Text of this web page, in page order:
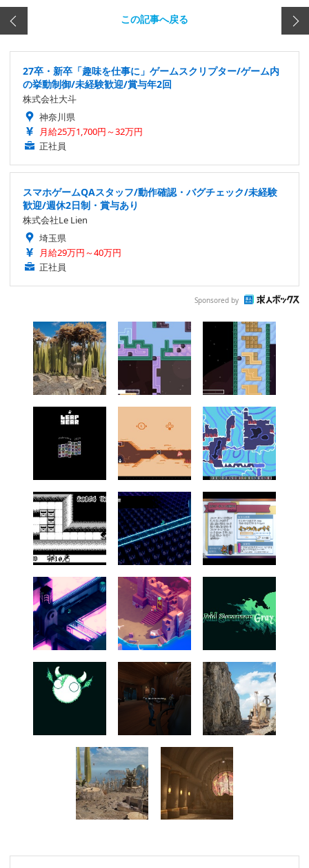
この記事へ戻る
27卒・新卒「趣味を仕事に」ゲームスクリプター/ゲーム内
の挙動制御/未経験歓迎/賞与年2回
株式会社大斗
神奈川県
月給25万1,700円～32万円
正社員
スマホゲームQAスタッフ/動作確認・バグチェック/未経験
歓迎/週休2日制・賞与あり
株式会社Le Lien
埼玉県
月給29万円～40万円
正社員
Sponsored by